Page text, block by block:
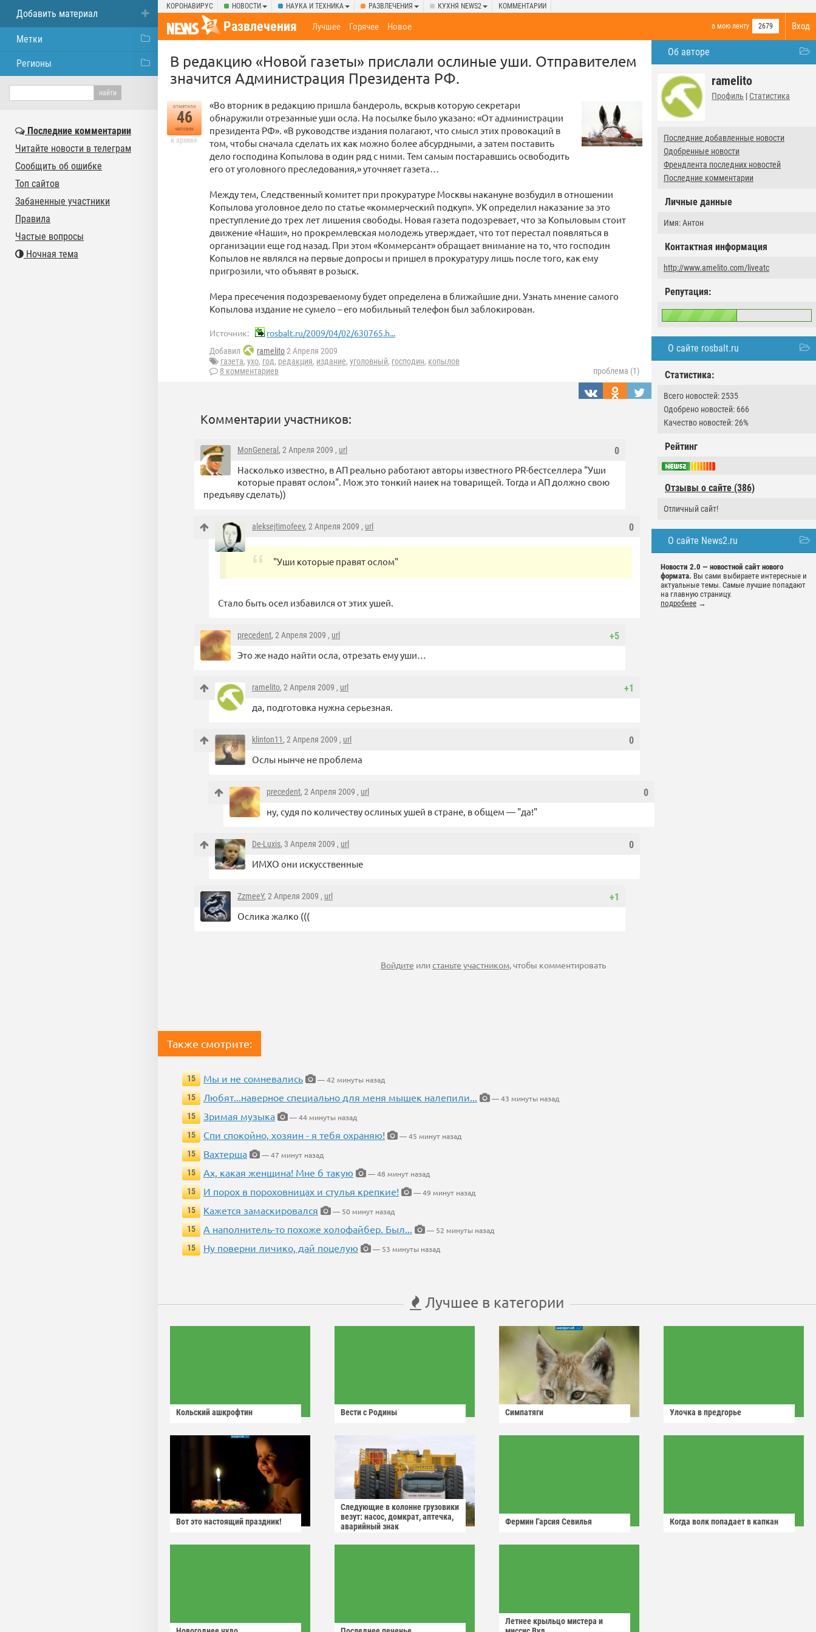
КОРОНАВИРУС НОВОСТИ НАУКА И ТЕХНИКА РАЗВЛЕЧЕНИЯ КУХНЯ NEWS2 КОММЕНТАРИИ
Вход
Развлечения в мою ленту 2679
Лучшее Горячее Новое
Об авторе
ramelito
Профиль | Статистика
Последние добавленные новости
Одобренные новости
Френдлента последних новостей
Последние комментарии
Личные данные
Имя: Антон
Контактная информация
http://www.amelito.com/liveatc
Репутация:
О сайте rosbalt.ru
Статистика:
Всего новостей: 2535
Одобрено новостей: 666
Качество новостей: 26%
Рейтинг
Отзывы о сайте (386)
Отличный сайт!
О сайте News2.ru
Новости 2.0 — новостной сайт нового
формата. Вы сами выбираете интересные и
актуальные темы. Самые лучшие попадают
на главную страницу.
подробнее →
В редакцию «Новой газеты» прислали ослиные уши. Отправителем
значится Администрация Президента РФ.
отметили
46
человек
в архиве
«Во вторник в редакцию пришла бандероль, вскрыв которую секретари
обнаружили отрезанные уши осла. На посылке было указано: «От администрации
президента РФ». «В руководстве издания полагают, что смысл этих провокаций в
том, чтобы сначала сделать их как можно более абсурдными, а затем поставить
дело господина Копылова в один ряд с ними. Тем самым постаравшись освободить
его от уголовного преследования,» уточняет газета…
Между тем, Следственный комитет при прокуратуре Москвы накануне возбудил в отношении
Копылова уголовное дело по статье «коммерческий подкуп». УК определил наказание за это
преступление до трех лет лишения свободы. Новая газета подозревает, что за Копыловым стоит
движение «Наши», но прокремлевская молодежь утверждает, что тот перестал появляться в
организации еще год назад. При этом «Коммерсант» обращает внимание на то, что господин
Копылов не являлся на первые допросы и пришел в прокуратуру лишь после того, как ему
пригрозили, что объявят в розыск.
Мера пресечения подозреваемому будет определена в ближайшие дни. Узнать мнение самого
Копылова издание не сумело – его мобильный телефон был заблокирован.
Источник: rosbalt.ru/2009/04/02/630765.h...
Добавил ramelito2 Апреля 2009
газета, ухо, год, редакция, издание, уголовный, господин, копылов
8 комментариев
проблема (1)
Комментарии участников:
0
MonGeneral , 2 Апреля 2009 , url
Насколько известно, в АП реально работают авторы известного PR-бестселлера "Уши
которые правят ослом". Мож это тонкий наиек на товарищей. Тогда и АП должно свою
предъяву сделать))
0
aleksejtimofeev, 2 Апреля 2009 , url
"Уши которые правят ослом"
Стало быть осел избавился от этих ушей.
+5
precedent, 2 Апреля 2009 , url
Это же надо найти осла, отрезать ему уши…
+1
ramelito, 2 Апреля 2009 , url
да, подготовка нужна серьезная.
0
klinton11, 2 Апреля 2009 , url
Ослы нынче не проблема
0
precedent, 2 Апреля 2009 , url
ну, судя по количеству ослиных ушей в стране, в общем — "да!"
0
De-Luxis, 3 Апреля 2009 , url
ИМХО они искусственные
+1
ZzmeeY, 2 Апреля 2009 , url
Ослика жалко (((
Войдите илистаньте участником, чтобы комментировать
Также смотрите:
15 Мы и не сомневались
— 42 минуты назад
15
Любят...наверное специально для меня мышек налепили...
— 43 минуты назад
15
Зримая музыка
— 44 минуты назад
15
Спи спокойно, хозяин - я тебя охраняю!
— 45 минут назад
15
Вахтерша
— 47 минут назад
15
Ах, какая женщина! Мне б такую
— 48 минут назад
15
И порох в пороховницах и стулья крепкие!
— 49 минут назад
15
Кажется замаскировался
— 50 минут назад
15
А наполнитель-то похоже холофайбер. Был...
— 52 минуты назад
15
Ну поверни личико, дай поцелую — 53 минуты назад
Лучшее в категории
Кольский ашкрофтин Вести с Родины Симпатяги Улочка в предгорье
Вот это настоящий праздник!
Следующие в колонне грузовики
везут: насос, домкрат, аптечка,
аварийный знак
Фермин Гарсия Севилья Когда волк попадает в капкан
Летнее крыльцо мистера и
Добавить материал
Метки
Регионы
Последние комментарии
Читайте новости в телеграм
Сообщить об ошибке
Топ сайтов
Забаненные участники
Правила
Частые вопросы
Ночная тема